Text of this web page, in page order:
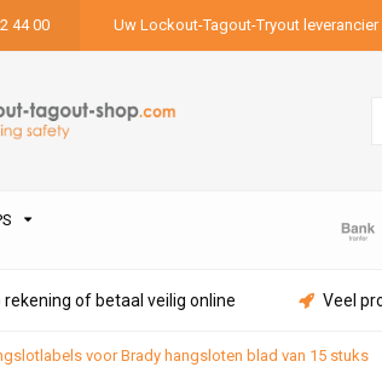
44 00 Uw Lockout-Tagout-Tryout
rekening of betaal veilig online Veel
voor Brady hangsloten blad van 15 stuks